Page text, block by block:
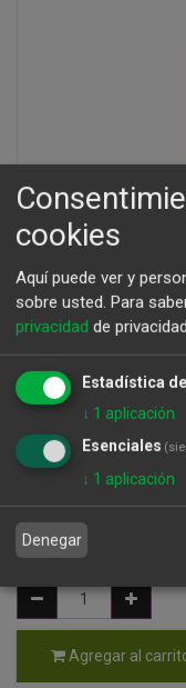
Francisco
Peso: 750L - Precio x
Francisco Barona
Otras D.O. - Marca:
42,80€
Agregar al
cookies
Aquí puede ver y
sobre usted. Para
privacidad de
Estadística
↓ 1 aplicación
Esenciales
↓ 1 aplicación
Denegar